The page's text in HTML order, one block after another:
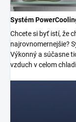
Systém
Chcete si byť istí, že
najrovnomernejšie?
Výkonný a súčasne
vzduch v celom